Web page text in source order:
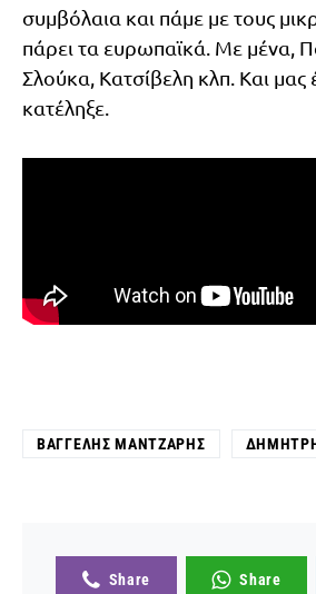
συμβόλαια και πάμε με τους
πάρει τα ευρωπαϊκά. Με μένα,
Σλούκα, Κατσίβελη κλπ. Και μας
κατέληξε.
ΒΑΓΓΈΛΗΣ ΜΆΝΤΖΑΡΗΣ
Share Share